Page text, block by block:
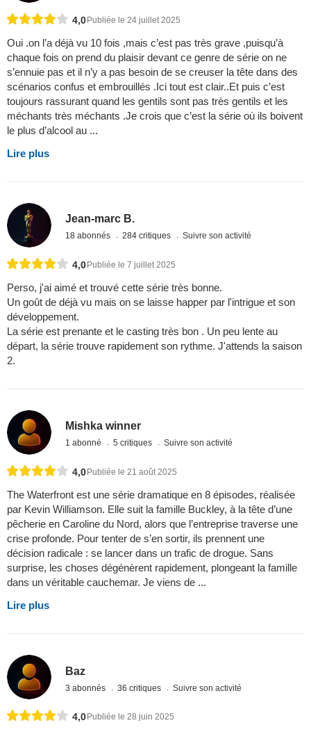
4,0Publiée le 24 juillet 2025
Oui .on l’a déjà vu 10 fois ,mais c’est pas très grave ,puisqu’à
chaque fois on prend du plaisir devant ce genre de série on ne
s’ennuie pas et il n’y a pas besoin de se creuser la tête dans des
scénarios confus et embrouillés .Ici tout est clair..Et puis c’est
toujours rassurant quand les gentils sont pas très gentils et les
méchants très méchants .Je crois que c’est la série où ils boivent
le plus d’alcool au ...
Lire plus
Jean-marc B.
18 abonnés 284 critiques Suivre son activité
4,0Publiée le 7 juillet 2025
Perso, j'ai aimé et trouvé cette série très bonne.
Un goût de déjà vu mais on se laisse happer par l'intrigue et son
développement.
La série est prenante et le casting très bon . Un peu lente au
départ, la série trouve rapidement son rythme. J'attends la saison
2.
Mishka winner
1 abonné 5 critiques Suivre son activité
4,0 Publiée le 21 août 2025
The Waterfront est une série dramatique en 8 épisodes, réalisée
par Kevin Williamson. Elle suit la famille Buckley, à la tête d’une
pêcherie en Caroline du Nord, alors que l’entreprise traverse une
crise profonde. Pour tenter de s’en sortir, ils prennent une
décision radicale : se lancer dans un trafic de drogue. Sans
surprise, les choses dégénèrent rapidement, plongeant la famille
dans un véritable cauchemar. Je viens de ...
Lire plus
Baz
3 abonnés 36 critiques Suivre son activité
4,0 Publiée le 28 juin 2025